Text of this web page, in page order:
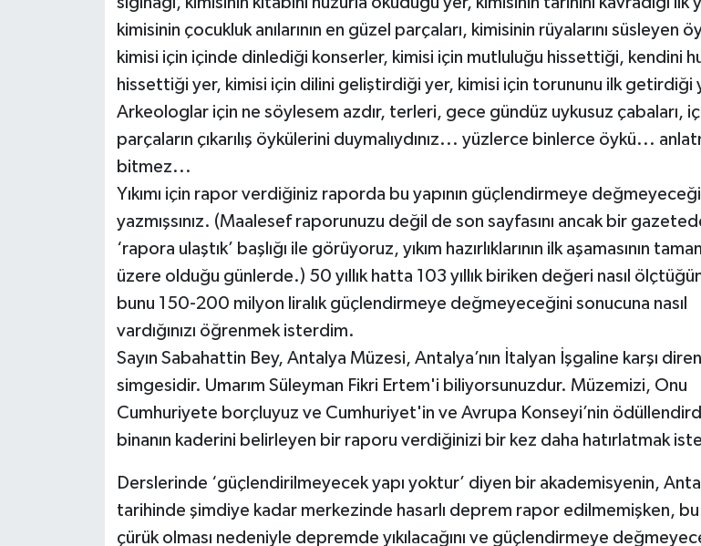
kimisinin çocukluk anılarının en güzel parçaları, kimisinin rüyalarını süsleyen
kimisi için içinde dinlediği konserler, kimisi için mutluluğu hissettiği, kendini
hissettiği yer, kimisi için dilini geliştirdiği yer, kimisi için torununu ilk getirdiği
Arkeologlar için ne söylesem azdır, terleri, gece gündüz uykusuz çabaları,
parçaların çıkarılış öykülerini duymalıydınız... yüzlerce binlerce öykü...
bitmez...
Yıkımı için rapor verdiğiniz raporda bu yapının güçlendirmeye
yazmışsınız. (Maalesef raporunuzu değil de son sayfasını ancak bir
‘rapora ulaştık’ başlığı ile görüyoruz, yıkım hazırlıklarının ilk aşamasının
üzere olduğu günlerde.) 50 yıllık hatta 103 yıllık biriken değeri nasıl
bunu 150-200 milyon liralık güçlendirmeye değmeyeceğini sonucuna nasıl
vardığınızı öğrenmek isterdim.
Sayın Sabahattin Bey, Antalya Müzesi, Antalya’nın İtalyan İşgaline karşı
simgesidir. Umarım Süleyman Fikri Ertem'i biliyorsunuzdur. Müzemizi, Onu
Cumhuriyete borçluyuz ve Cumhuriyet'in ve Avrupa Konseyi’nin
binanın kaderini belirleyen bir raporu verdiğinizi bir kez daha hatırlatmak
Derslerinde ‘güçlendirilmeyecek yapı yoktur’ diyen bir akademisyenin,
tarihinde şimdiye kadar merkezinde hasarlı deprem rapor edilmemişken, bu
çürük olması nedeniyle depremde yıkılacağını ve güçlendirmeye